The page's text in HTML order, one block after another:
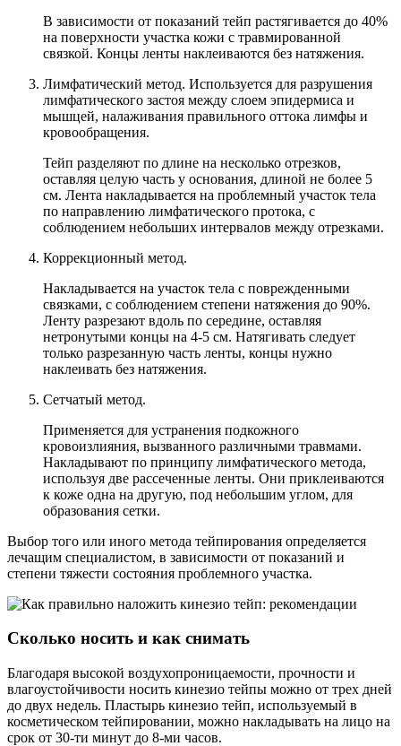
В зависимости от показаний тейп растягивается до 40%
на поверхности участка кожи с травмированной
связкой. Концы ленты наклеиваются без натяжения.
Лимфатический метод. Используется для разрушения
лимфатического застоя между слоем эпидермиса и
мышцей, налаживания правильного оттока лимфы и
кровообращения.
Тейп разделяют по длине на несколько отрезков,
оставляя целую часть у основания, длиной не более 5
см. Лента накладывается на проблемный участок тела
по направлению лимфатического протока, с
соблюдением небольших интервалов между отрезками.
Коррекционный метод.
Накладывается на участок тела с поврежденными
связками, с соблюдением степени натяжения до 90%.
Ленту разрезают вдоль по середине, оставляя
нетронутыми концы на 4-5 см. Натягивать следует
только разрезанную часть ленты, концы нужно
наклеивать без натяжения.
Сетчатый метод.
Применяется для устранения подкожного
кровоизлияния, вызванного различными травмами.
Накладывают по принципу лимфатического метода,
используя две рассеченные ленты. Они приклеиваются
к коже одна на другую, под небольшим углом, для
образования сетки.
Выбор того или иного метода тейпирования определяется
лечащим специалистом, в зависимости от показаний и
степени тяжести состояния проблемного участка.
Сколько носить и как снимать
Благодаря высокой воздухопроницаемости, прочности и
влагоустойчивости носить кинезио тейпы можно от трех дней
до двух недель. Пластырь кинезио тейп, используемый в
косметическом тейпировании, можно накладывать на лицо на
срок от 30-ти минут до 8-ми часов.